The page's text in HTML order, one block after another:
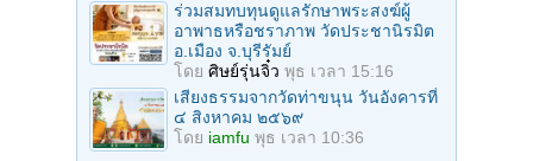
ร่วมสมทบทุนดูแลรักษาพระสงฆ์ผู้
อาพาธหรือชราภาพ วัดประชานิรมิต
อ.เมือง จ.บุรีรัมย์
โดย ศิษย์รุ่นจิ๋ว พุธ เวลา 15:16
เสียงธรรมจากวัดท่าขนุน วันอังคารที่
๔ สิงหาคม ๒๕๖๙
โดย iamfu พุธ เวลา 10:36